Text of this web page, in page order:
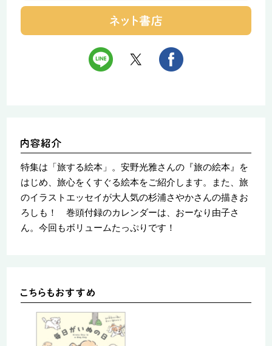
特集は「旅する絵本」。安野光雅さんの『旅の絵本』を
はじめ、旅心をくすぐる絵本をご紹介します。また、旅
のイラストエッセイが大人気の杉浦さやかさんの描きお
ろしも！ 巻頭付録のカレンダーは、おーなり由子さ
ん。今回もボリュームたっぷりです！